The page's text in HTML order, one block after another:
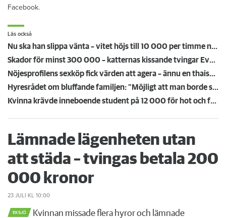
Facebook.
Läs också
Nu ska han slippa vänta – vitet höjs till 10 000 per timme när hissen står still
Skador för minst 300 000 – katternas kissande tvingar Eva att flytta: ”Missförstånd och lögner”
Nöjesprofilens sexköp fick värden att agera – ännu en thaisalong har sagt upp sig
Hyresrådet om bluffande familjen: "Möjligt att man borde se över reglerna"
Kvinna krävde inneboende student på 12 000 för hot och folkbokföringsbrott
Lämnade lägenheten utan
att städa – tvingas betala 200
000 kronor
23 JULI KL 10:00
EKSJÖ
Kvinnan missade flera hyror och lämnade